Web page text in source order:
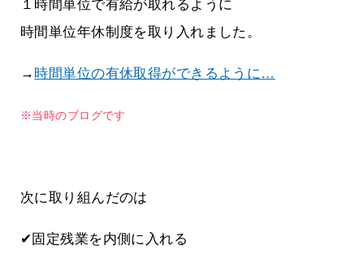
１時間単位で有給が取れるように
時間単位年休制度を取り入れました。
→ 時間単位の有休取得ができるように…
※当時のブログです
次に取り組んだのは
✔固定残業を内側に入れる